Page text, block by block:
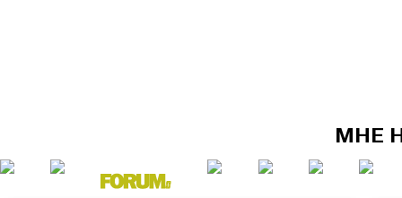
МНЕ